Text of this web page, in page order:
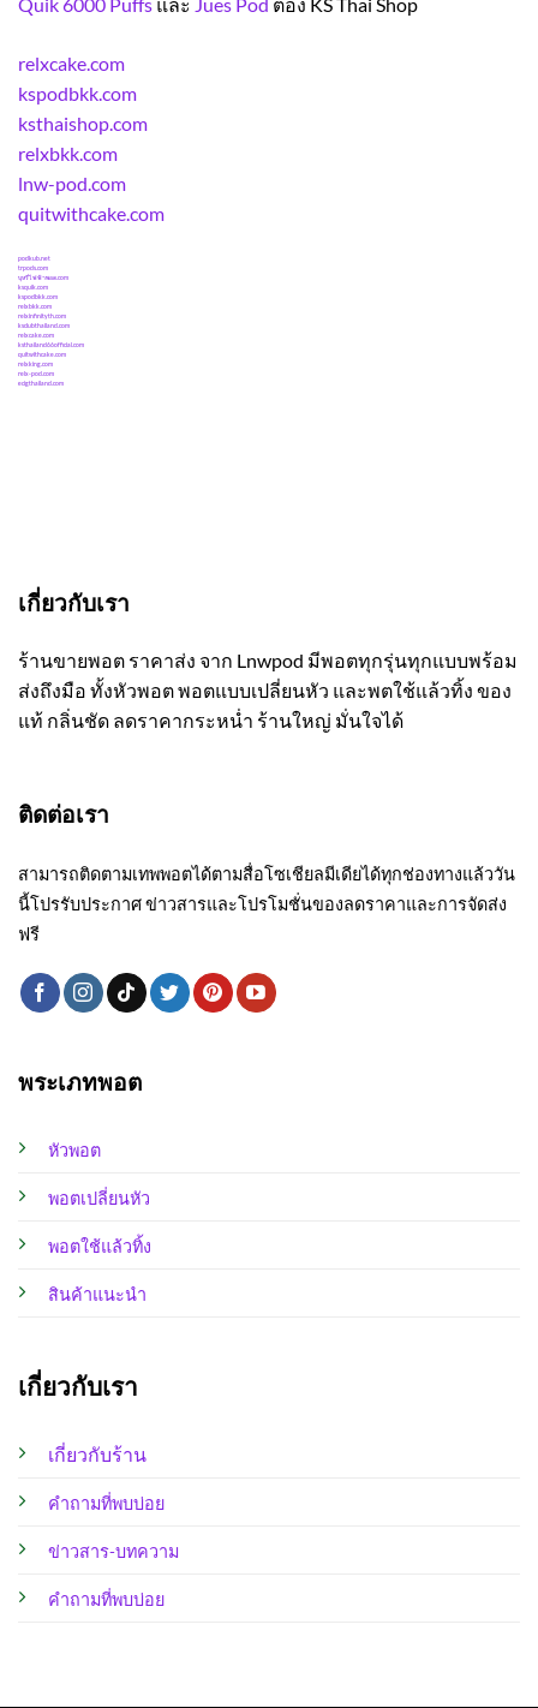
relxcake.com
kspodbkk.com
ksthaishop.com
relxbkk.com
lnw-pod.com
quitwithcake.com
podkub.net
trpods.com
บุหรี่ไฟฟ้าพอด.com
ksquik.com
kspodbkk.com
relxbkk.com
relxinfinityth.com
ksclubthailand.com
relxcake.com
ksthailand66official.com
quitwithcake.com
relxking.com
relx-pod.com
ecigthailand.com
เกี่ยวกับเรา
ร้านขายพอต ราคาส่ง จาก Lnwpod มีพอตทุกรุ่นทุกแบบพร้อม
ส่งถึงมือ ทั้งหัวพอต พอตแบบเปลี่ยนหัว และพตใช้แล้วทิ้ง ของ
แท้ กลิ่นชัด ลดราคากระหน่ำ ร้านใหญ่ มั่นใจได้
พระเภทพอต
หัวพอต
พอตเปลี่ยนหัว
พอตใช้แล้วทิ้ง
สินค้าแนะนำ
เกี่ยวกับเรา
เกี่ยวกับร้าน
คำถามที่พบบ่อย
ข่าวสาร-บทความ
คำถามที่พบบ่อย
ติดต่อเรา
สามารถติดตามเทพพอตได้ตามสื่อโซเชียลมีเดียได้ทุกช่องทางแล้ววัน
นี้โปรรับประกาศ ข่าวสารและโปรโมชั่นของลดราคาและการจัดส่ง
ฟรี